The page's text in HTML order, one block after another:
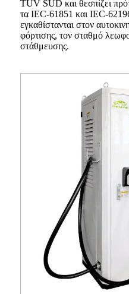
TUV SUD και θεσπίζει
τα IEC-61851 και IEC-
εγκαθίστανται στον
φόρτισης, τον σταθμό
στάθμευσης.